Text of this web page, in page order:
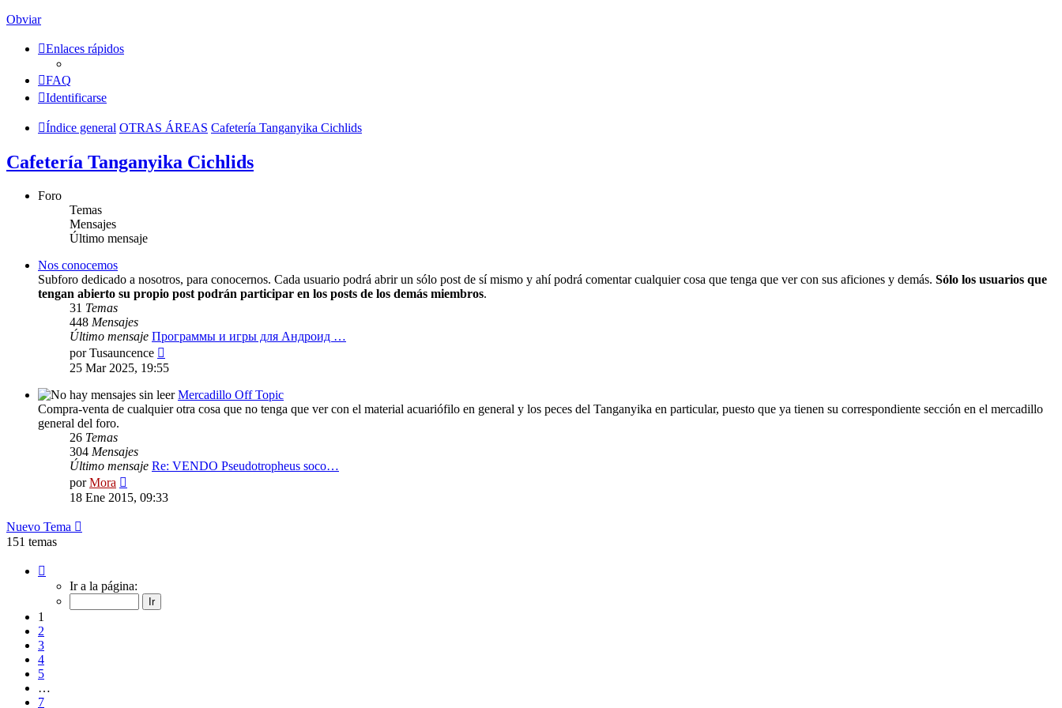
Obviar
Enlaces rápidos
FAQ
Identificarse
Índice general OTRAS ÁREAS Cafetería Tanganyika Cichlids
Cafetería Tanganyika Cichlids
Foro
Temas
Mensajes
Último mensaje
Nos conocemos
Subforo dedicado a nosotros, para conocernos. Cada usuario podrá abrir un sólo post de sí mismo y ahí podrá comentar cualquier cosa que tenga que ver con sus aficiones y demás. Sólo los usuarios que
tengan abierto su propio post podrán participar en los posts de los demás miembros.
31 Temas
448 Mensajes
Último mensaje Программы и игры для Андроид …
porTusauncence
último
25 Mar 2025, 19:55
Mercadillo Off Topic
Compra-venta de cualquier otra cosa que no tenga que ver con el material acuariófilo en general y los peces del Tanganyika en particular, puesto que ya tienen su correspondiente sección en el mercadillo
general del foro.
26 Temas
304 Mensajes
Último mensaje Re: VENDO Pseudotropheus soco…
porMora
último
mensaje
18 Ene 2015, 09:33
Nuevo Tema
151 temas
Ir a la página:
1
2
3
4
5
…
7